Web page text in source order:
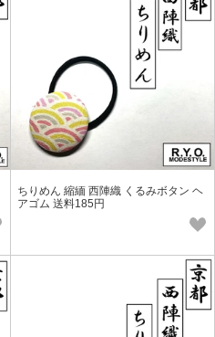
ちりめん 縮緬 西陣織 くるみボタン ヘ
アゴム 送料185円